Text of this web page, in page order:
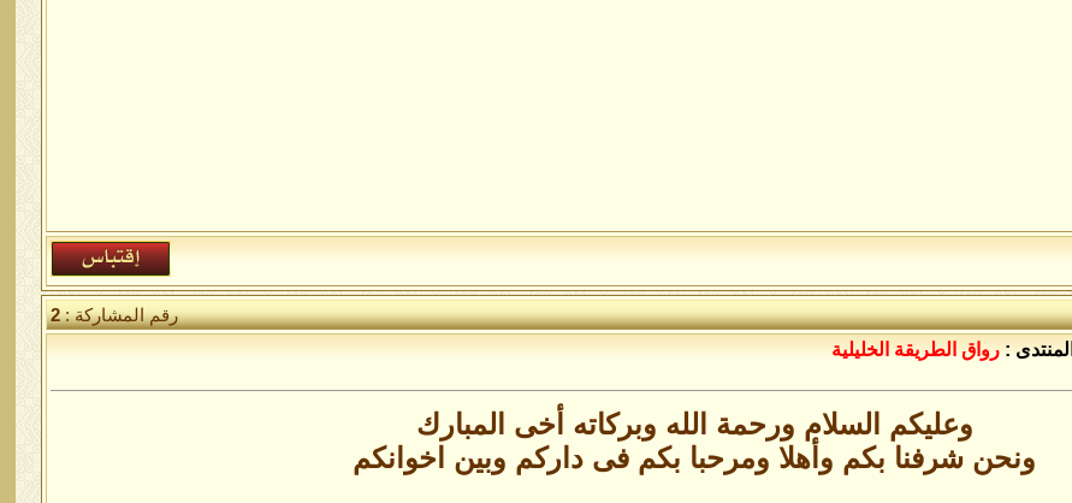
رقم المشاركة :2
المنتدى : رواق الطريقة الخليلية
وعليكم السلام ورحمة الله وبركاته أخى المبارك
ونحن شرفنا بكم وأهلا ومرحبا بكم فى داركم وبين اخوانكم